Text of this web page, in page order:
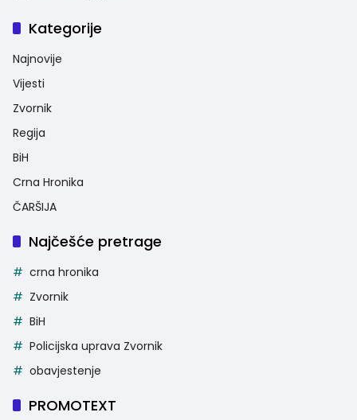
Kategorije
Najnovije
Vijesti
Zvornik
Regija
BiH
Crna Hronika
ČARŠIJA
Najčešće pretrage
crna hronika
Zvornik
BiH
Policijska uprava Zvornik
obavjestenje
PROMOTEXT